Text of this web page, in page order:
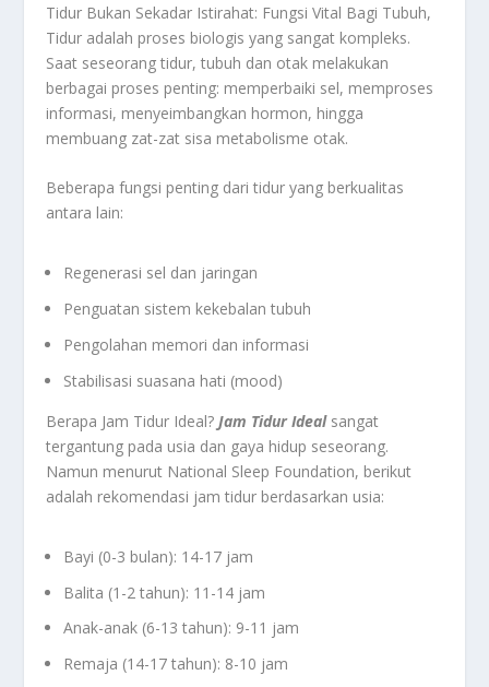
Tidur Bukan Sekadar Istirahat: Fungsi Vital Bagi Tubuh,
Tidur adalah proses biologis yang sangat kompleks.
Saat seseorang tidur, tubuh dan otak melakukan
berbagai proses penting: memperbaiki sel, memproses
informasi, menyeimbangkan hormon, hingga
membuang zat-zat sisa metabolisme otak.
Beberapa fungsi penting dari tidur yang berkualitas
antara lain:
Regenerasi sel dan jaringan
Penguatan sistem kekebalan tubuh
Pengolahan memori dan informasi
Stabilisasi suasana hati (mood)
Berapa Jam Tidur Ideal? Jam Tidur Idealsangat
tergantung pada usia dan gaya hidup seseorang.
Namun menurut National Sleep Foundation, berikut
adalah rekomendasi jam tidur berdasarkan usia:
Bayi (0-3 bulan): 14-17 jam
Balita (1-2 tahun): 11-14 jam
Anak-anak (6-13 tahun): 9-11 jam
Remaja (14-17 tahun): 8-10 jam